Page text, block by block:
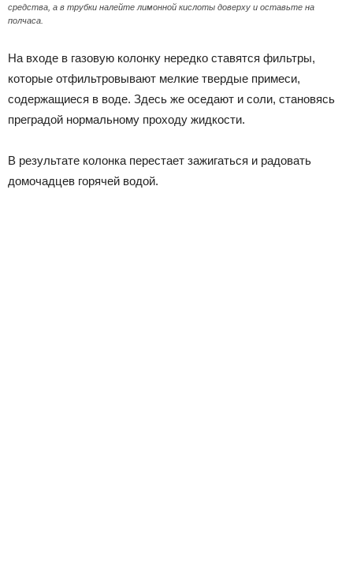
средства, а в трубки налейте лимонной кислоты доверху и оставьте на
полчаса.
На входе в газовую колонку нередко ставятся фильтры,
которые отфильтровывают мелкие твердые примеси,
содержащиеся в воде. Здесь же оседают и соли, становясь
преградой нормальному проходу жидкости.
В результате колонка перестает зажигаться и радовать
домочадцев горячей водой.